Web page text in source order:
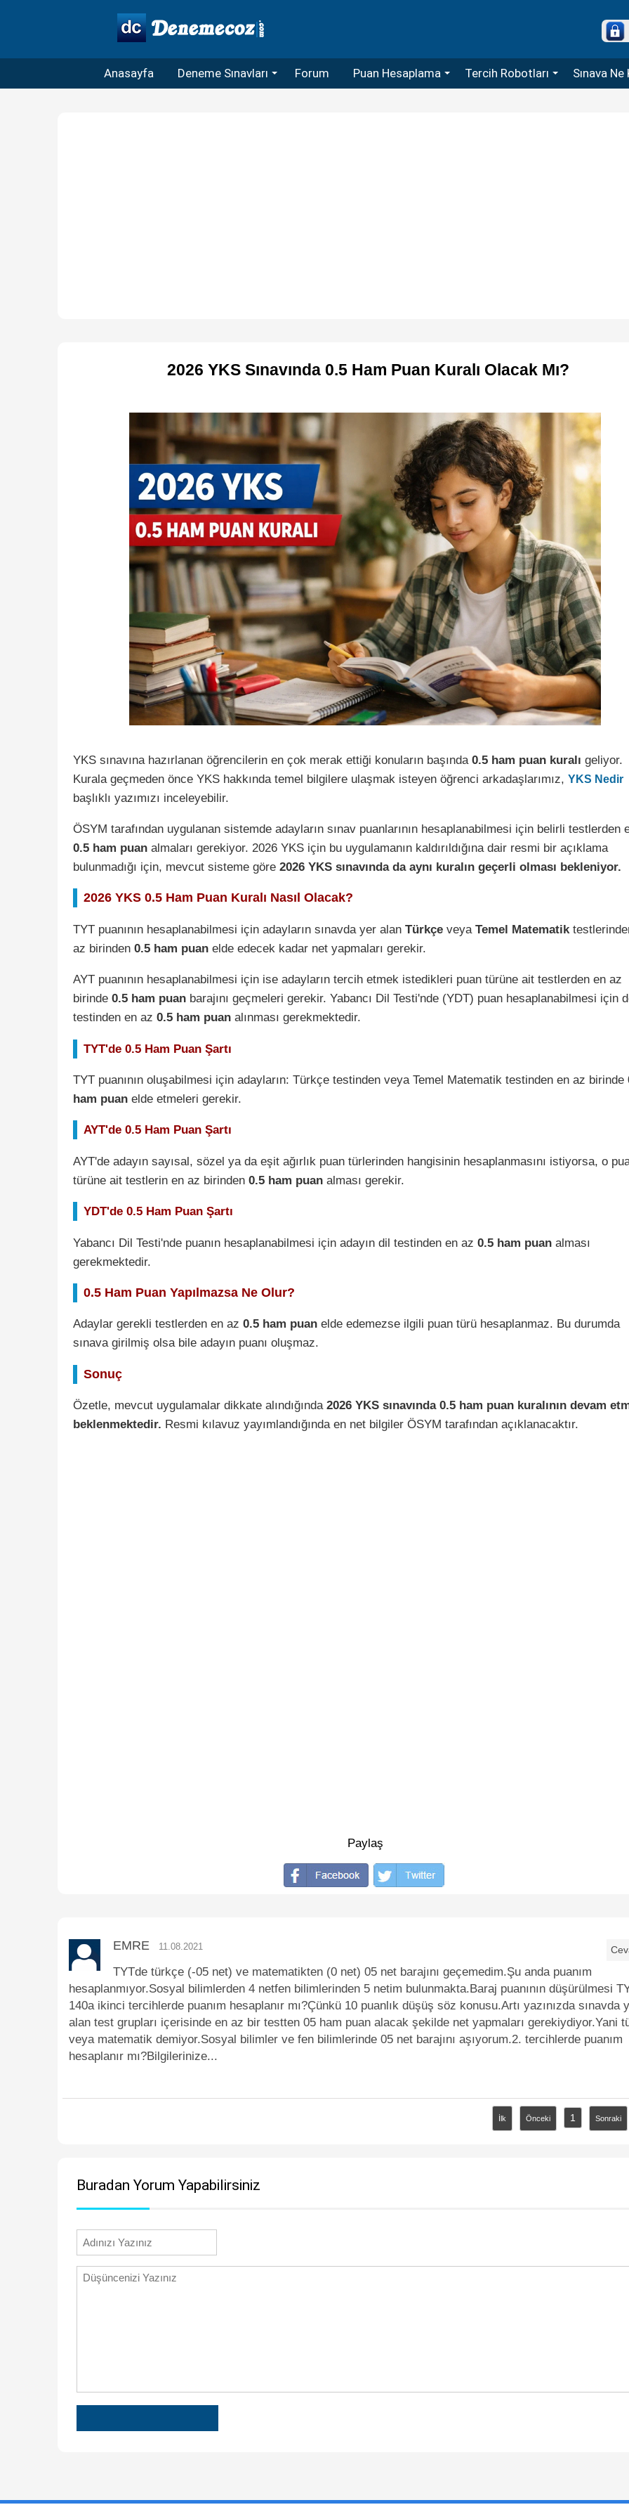
Anasayfa Deneme Sınavları Forum Puan Hesaplama Tercih Robotları Sınava Ne
2026 YKS Sınavında 0.5 Ham Puan Kuralı Olacak Mı?
YKS sınavına hazırlanan öğrencilerin en çok merak ettiği konuların başında 0.5 ham puan kuralı geliyor.
Kurala geçmeden önce YKS hakkında temel bilgilere ulaşmak isteyen öğrenci arkadaşlarımız, YKS Nedir
başlıklı yazımızı inceleyebilir.
ÖSYM tarafından uygulanan sistemde adayların sınav puanlarının hesaplanabilmesi için belirli testlerden
0.5 ham puan almaları gerekiyor. 2026 YKS için bu uygulamanın kaldırıldığına dair resmi bir açıklama
bulunmadığı için, mevcut sisteme göre 2026 YKS sınavında da aynı kuralın geçerli olması bekleniyor.
2026 YKS 0.5 Ham Puan Kuralı Nasıl Olacak?
TYT puanının hesaplanabilmesi için adayların sınavda yer alan Türkçe veya Temel Matematik
az birinden 0.5 ham puan elde edecek kadar net yapmaları gerekir.
AYT puanının hesaplanabilmesi için ise adayların tercih etmek istedikleri puan türüne ait testlerden en az
birinde 0.5 ham puan barajını geçmeleri gerekir. Yabancı Dil Testi'nde (YDT) puan hesaplanabilmesi için
testinden en az 0.5 ham puan alınması gerekmektedir.
TYT'de 0.5 Ham Puan Şartı
TYT puanının oluşabilmesi için adayların: Türkçe testinden veya Temel Matematik testinden en az birinde
ham puan elde etmeleri gerekir.
AYT'de 0.5 Ham Puan Şartı
AYT'de adayın sayısal, sözel ya da eşit ağırlık puan türlerinden hangisinin hesaplanmasını istiyorsa, o
türüne ait testlerin en az birinden 0.5 ham puan alması gerekir.
YDT'de 0.5 Ham Puan Şartı
Yabancı Dil Testi'nde puanın hesaplanabilmesi için adayın dil testinden en az 0.5 ham puan alması
gerekmektedir.
0.5 Ham Puan Yapılmazsa Ne Olur?
Adaylar gerekli testlerden en az 0.5 ham puan elde edemezse ilgili puan türü hesaplanmaz. Bu durumda
sınava girilmiş olsa bile adayın puanı oluşmaz.
Sonuç
Özetle, mevcut uygulamalar dikkate alındığında 2026 YKS sınavında 0.5 ham puan kuralının devam
beklenmektedir. Resmi kılavuz yayımlandığında en net bilgiler ÖSYM tarafından açıklanacaktır.
Paylaş
EMRE 11.08.2021
TYTde türkçe (-05 net) ve matematikten (0 net) 05 net barajını geçemedim.Şu anda puanım
hesaplanmıyor.Sosyal bilimlerden 4 netfen bilimlerinden 5 netim bulunmakta.Baraj puanının düşürülmesi
140a ikinci tercihlerde puanım hesaplanır mı?Çünkü 10 puanlık düşüş söz konusu.Artı yazınızda sınavda
alan test grupları içerisinde en az bir testten 05 ham puan alacak şekilde net yapmaları gerekiydiyor.Yani
veya matematik demiyor.Sosyal bilimler ve fen bilimlerinde 05 net barajını aşıyorum.2. tercihlerde puanım
hesaplanır mı?Bilgilerinize...
İlk Önceki 1 Sonraki
Buradan Yorum Yapabilirsiniz